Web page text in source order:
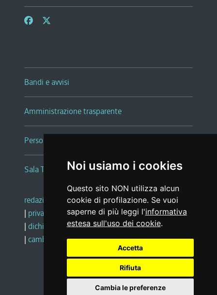
Noi usiamo i cookies
Questo sito NON utilizza alcun
cookie di profilazione. Se vuoi
saperne di più leggi l'informativa
estesa sull'uso dei cookie.
Accetta
Rifiuta
Cambia le preferenze
Bandi e avvisi
Amministrazione trasparente
Persone e Uffici
Sala Tiziano Tessitori
redazione web |note legali |glossario
| privacy
social media policy
| dichiarazione di accessibilità |feedback
| cambio preferenze cookie
Realizzato da